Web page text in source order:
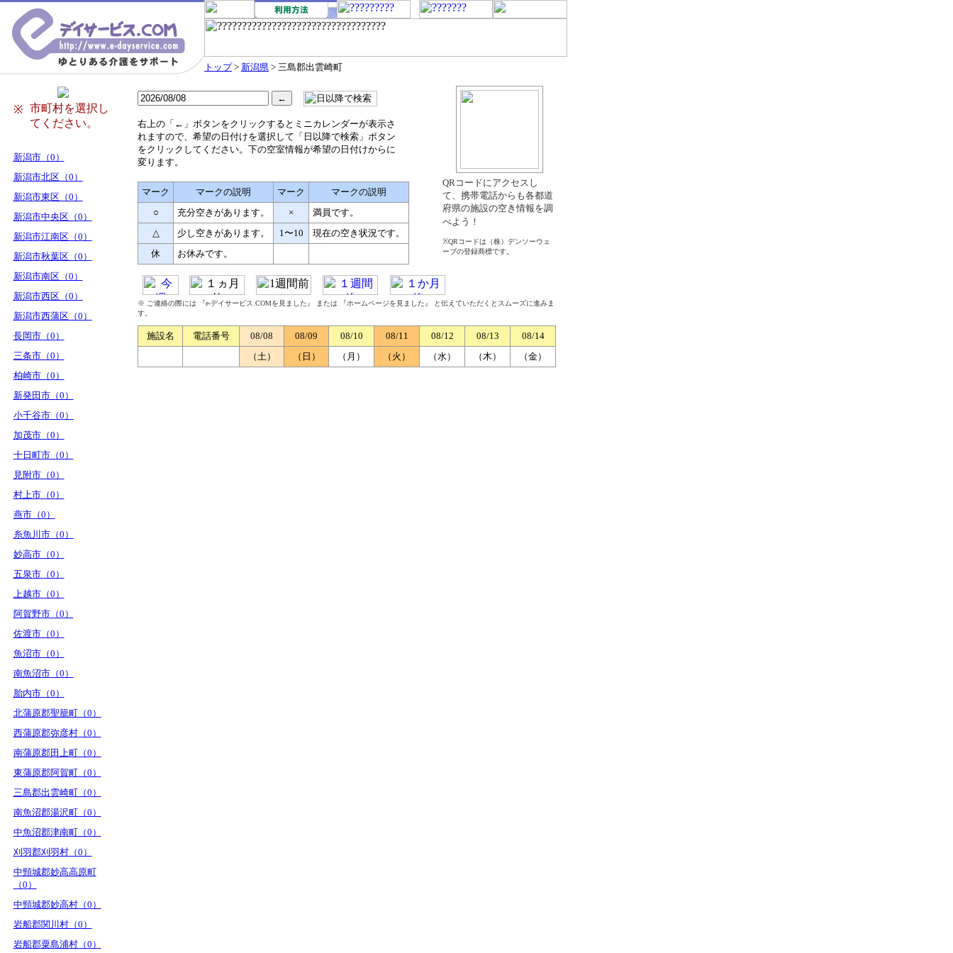
トップ> 新潟県 > 三島郡出雲崎町
※
市町村を選択し
てください。
新潟市（0）
新潟市北区（0）
新潟市東区（0）
新潟市中央区（0）
新潟市江南区（0）
新潟市秋葉区（0）
新潟市南区（0）
新潟市西区（0）
新潟市西蒲区（0）
長岡市（0）
三条市（0）
柏崎市（0）
新発田市（0）
小千谷市（0）
加茂市（0）
十日町市（0）
見附市（0）
村上市（0）
燕市（0）
糸魚川市（0）
妙高市（0）
五泉市（0）
上越市（0）
阿賀野市（0）
佐渡市（0）
魚沼市（0）
南魚沼市（0）
胎内市（0）
北蒲原郡聖籠町（0）
西蒲原郡弥彦村（0）
南蒲原郡田上町（0）
東蒲原郡阿賀町（0）
三島郡出雲崎町（0）
南魚沼郡湯沢町（0）
中魚沼郡津南町（0）
刈羽郡刈羽村（0）
中頸城郡妙高高原町
（0）
中頸城郡妙高村（0）
岩船郡関川村（0）
岩船郡粟島浦村（0）
右上の「←」ボタンをクリックするとミニカレンダーが表示さ
れますので、希望の日付けを選択して「日以降で検索」ボタン
をクリックしてください。下の空室情報が希望の日付けからに
変ります。
マーク マークの説明 マーク
マークの説明
○
充分空きがあります。 ×
満員です。
△
少し空きがあります。 1〜10
現在の空き状況です。
休
お休みです。
QRコードにアクセスし
て、携帯電話からも各都道
府県の施設の空き情報を調
べよう！
※QRコードは（株）デンソーウェ
ーブの登録商標です。
※ ご連絡の際には 『e-デイサービス.COMを見ました』 または 『ホームページを見ました』 と伝えていただくとスムーズに進みま
す。
施設名 電話番号 08/08 08/09 08/10 08/11 08/12 08/13
08/14
（土）
（日） （月） （火） （水） （木） （金）